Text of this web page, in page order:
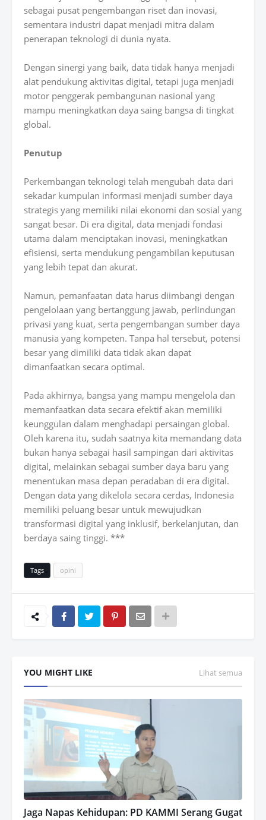
sebagai pusat pengembangan riset dan inovasi,
sementara industri dapat menjadi mitra dalam
penerapan teknologi di dunia nyata.
Dengan sinergi yang baik, data tidak hanya menjadi
alat pendukung aktivitas digital, tetapi juga menjadi
motor penggerak pembangunan nasional yang
mampu meningkatkan daya saing bangsa di tingkat
global.
Penutup
Perkembangan teknologi telah mengubah data dari
sekadar kumpulan informasi menjadi sumber daya
strategis yang memiliki nilai ekonomi dan sosial yang
sangat besar. Di era digital, data menjadi fondasi
utama dalam menciptakan inovasi, meningkatkan
efisiensi, serta mendukung pengambilan keputusan
yang lebih tepat dan akurat.
Namun, pemanfaatan data harus diimbangi dengan
pengelolaan yang bertanggung jawab, perlindungan
privasi yang kuat, serta pengembangan sumber daya
manusia yang kompeten. Tanpa hal tersebut, potensi
besar yang dimiliki data tidak akan dapat
dimanfaatkan secara optimal.
Pada akhirnya, bangsa yang mampu mengelola dan
memanfaatkan data secara efektif akan memiliki
keunggulan dalam menghadapi persaingan global.
Oleh karena itu, sudah saatnya kita memandang data
bukan hanya sebagai hasil sampingan dari aktivitas
digital, melainkan sebagai sumber daya baru yang
menentukan masa depan peradaban di era digital.
Dengan data yang dikelola secara cerdas, Indonesia
memiliki peluang besar untuk mewujudkan
transformasi digital yang inklusif, berkelanjutan, dan
berdaya saing tinggi. ***
Tags opini
YOU MIGHT LIKE Lihat semua
Jaga Napas Kehidupan: PD KAMMI Serang Gugat